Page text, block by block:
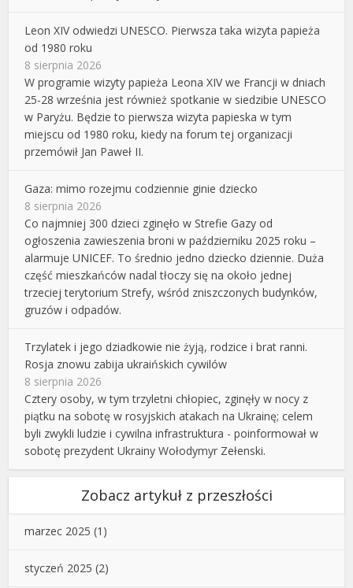
Leon XIV odwiedzi UNESCO. Pierwsza taka wizyta papieża
od 1980 roku
8 sierpnia 2026
W programie wizyty papieża Leona XIV we Francji w dniach
25-28 września jest również spotkanie w siedzibie UNESCO
w Paryżu. Będzie to pierwsza wizyta papieska w tym
miejscu od 1980 roku, kiedy na forum tej organizacji
przemówił Jan Paweł II.
Gaza: mimo rozejmu codziennie ginie dziecko
8 sierpnia 2026
Co najmniej 300 dzieci zginęło w Strefie Gazy od
ogłoszenia zawieszenia broni w październiku 2025 roku –
alarmuje UNICEF. To średnio jedno dziecko dziennie. Duża
część mieszkańców nadal tłoczy się na około jednej
trzeciej terytorium Strefy, wśród zniszczonych budynków,
gruzów i odpadów.
Trzylatek i jego dziadkowie nie żyją, rodzice i brat ranni.
Rosja znowu zabija ukraińskich cywilów
8 sierpnia 2026
Cztery osoby, w tym trzyletni chłopiec, zginęły w nocy z
piątku na sobotę w rosyjskich atakach na Ukrainę; celem
byli zwykli ludzie i cywilna infrastruktura - poinformował w
sobotę prezydent Ukrainy Wołodymyr Zełenski.
Zobacz artykuł z przeszłości
marzec 2025 (1)
styczeń 2025 (2)